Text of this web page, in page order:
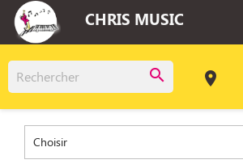
CHRIS MUSIC
search room
Choisir